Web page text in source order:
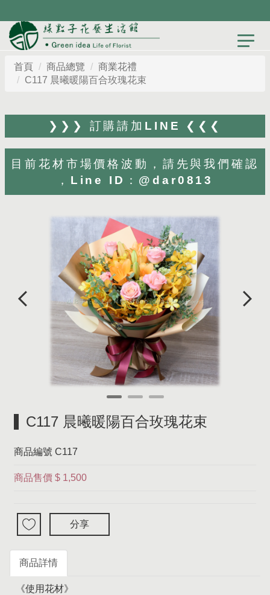
首頁 商品總覽
商業花禮
C117 晨曦暖陽百合玫瑰花束
❯❯❯ 訂購請加LINE ❮❮❮
目前花材市場價格波動，請先與我們確認
，Line ID：@dar0813
C117 晨曦暖陽百合玫瑰花束
商品編號 C117
商品售價 $ 1,500
分享
商品詳情
《使用花材》